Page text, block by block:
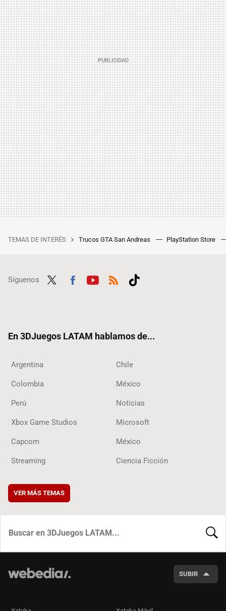
TEMAS DE INTERÉS Trucos GTA San Andreas PlayStation Store
Síguenos
En 3DJuegos LATAM hablamos de...
Argentina Chile
Colombia México
Perú Noticias
Xbox Game Studios Microsoft
Capcom México
Streaming Ciencia Ficción
VER MÁS TEMAS
SUBIR